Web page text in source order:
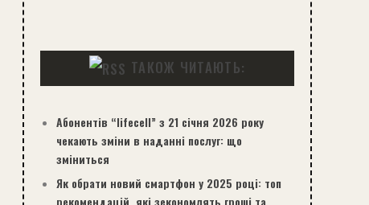
ТАКОЖ ЧИТАЮТЬ:
Абонентів “lifecell” з 21 січня 2026 року
чекають зміни в наданні послуг: що
зміниться
Як обрати новий смартфон у 2025 році: топ
рекомендацій, які зекономлять гроші та